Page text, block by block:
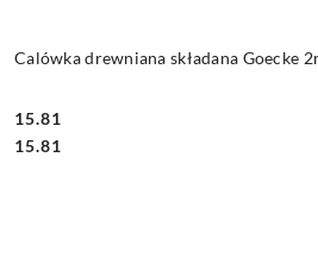
Calówka drewniana składana Goecke
Cena:
15.81
Cena:
15.81